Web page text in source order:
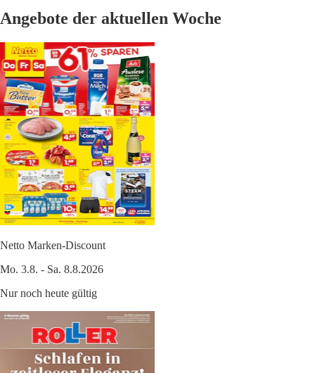
Angebote der aktuellen Woche
Netto Marken-Discount
Mo. 3.8. - Sa. 8.8.2026
Nur noch heute gültig